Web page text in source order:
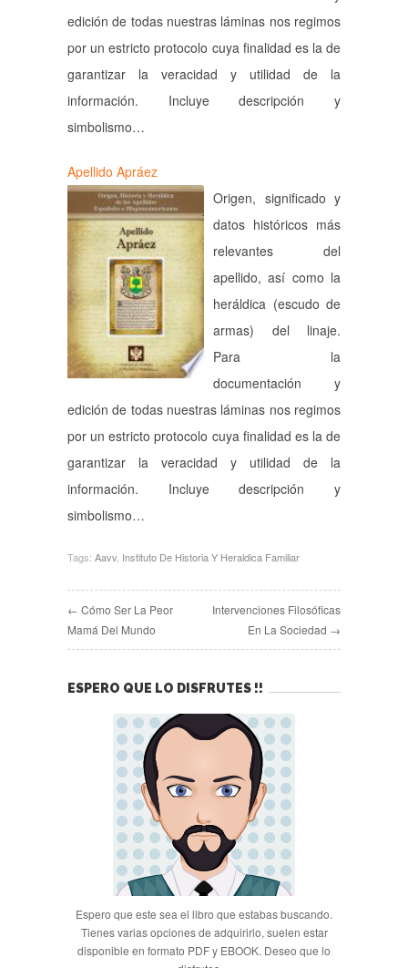
edición de todas nuestras láminas nos regimos
por un estricto protocolo cuya finalidad es la de
garantizar la veracidad y utilidad de la
información. Incluye descripción y
simbolismo…
Apellido Apráez
Origen, significado y
datos históricos más
relevantes del
apellido, así como la
heráldica (escudo de
armas) del linaje.
Para la
documentación y
edición de todas nuestras láminas nos regimos
por un estricto protocolo cuya finalidad es la de
garantizar la veracidad y utilidad de la
información. Incluye descripción y
simbolismo…
Tags: Aavv Instituto De Historia Y Heraldica Familiar
← Cómo Ser La Peor
Mamá Del Mundo
Intervenciones Filosóficas
En La Sociedad →
ESPERO QUE LO DISFRUTES !!
Espero que este sea el libro que estabas buscando.
Tienes varias opciones de adquirirlo, suelen estar
disponible en formato PDF y EBOOK. Deseo que lo